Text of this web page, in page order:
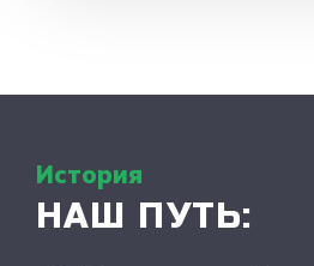
История
НАШ ПУТЬ: